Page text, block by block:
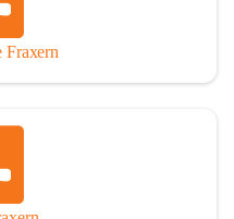
Fraxern